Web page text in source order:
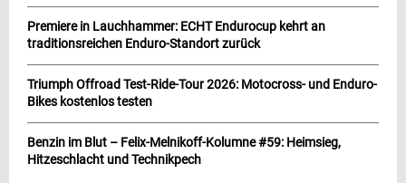
Premiere in Lauchhammer: ECHT Endurocup kehrt an
traditionsreichen Enduro-Standort zurück
Triumph Offroad Test-Ride-Tour 2026: Motocross- und Enduro-
Bikes kostenlos testen
Benzin im Blut – Felix-Melnikoff-Kolumne #59: Heimsieg,
Hitzeschlacht und Technikpech